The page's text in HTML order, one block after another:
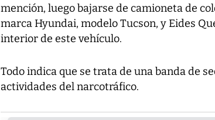
mención, luego bajarse de camioneta de
marca Hyundai, modelo Tucson, y Eides
interior de este vehículo.
Todo indica que se trata de una banda de
actividades del narcotráfico.